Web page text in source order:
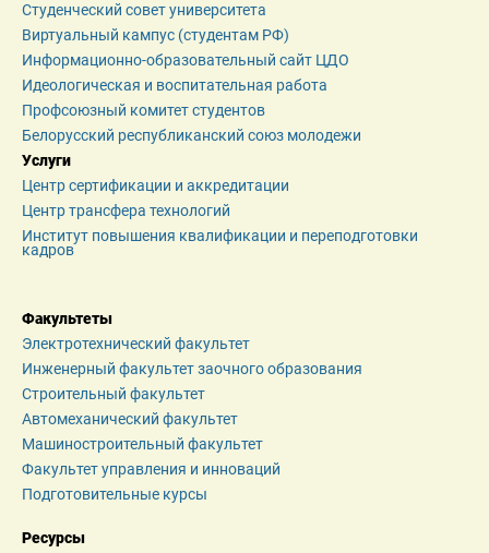
Студенческий совет университета
Виртуальный кампус (студентам РФ)
Информационно-образовательный сайт ЦДО
Идеологическая и воспитательная работа
Профсоюзный комитет студентов
Белорусский республиканский союз молодежи
Услуги
Центр сертификации и аккредитации
Центр трансфера технологий
Институт повышения квалификации и переподготовки
кадров
Факультеты
Электротехнический факультет
Инженерный факультет заочного образования
Строительный факультет
Автомеханический факультет
Машиностроительный факультет
Факультет управления и инноваций
Подготовительные курсы
Ресурсы